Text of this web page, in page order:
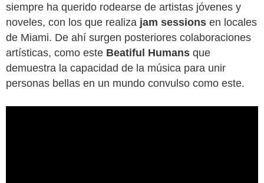
siempre ha querido rodearse de artistas jóvenes y
noveles, con los que realiza jam sessions en locales
de Miami. De ahí surgen posteriores colaboraciones
artísticas, como este Beatiful Humans que
demuestra la capacidad de la música para unir
personas bellas en un mundo convulso como este.